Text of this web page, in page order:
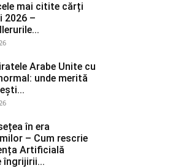
mai citite cărți
2026 –
Arabe Unite cu
unde merită
în era
– Cum rescrie
Artificială
îngrijirii...